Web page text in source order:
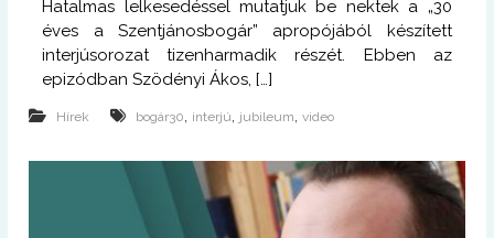
Hatalmas lelkesedéssel mutatjuk be nektek a „30
éves a Szentjánosbogár” apropójából készített
interjúsorozat tizenharmadik részét. Ebben az
epizódban Szödényi Ákos, […]
Hírek bogár30 interjú jubileum ,video